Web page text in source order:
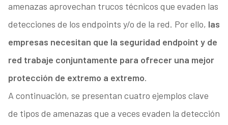
amenazas aprovechan trucos técnicos que evaden las
detecciones de los endpoints y/o de la red. Por ello, las
empresas necesitan que la seguridad endpoint y de
red trabaje conjuntamente para ofrecer una mejor
protección de extremo a extremo.
A continuación, se presentan cuatro ejemplos clave
de tipos de amenazas que a veces evaden la detección